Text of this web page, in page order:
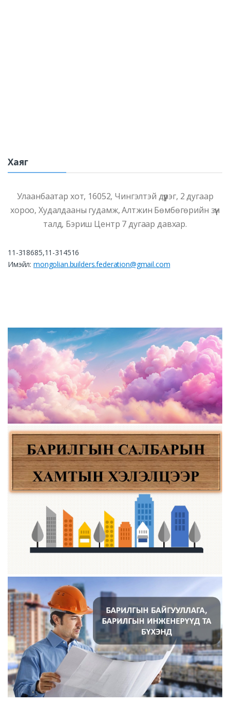
Хаяг
Улаанбаатар хот, 16052, Чингэлтэй дүүрэг, 2 дугаар
хороо, Худалдааны гудамж, Алтжин Бөмбөгөрийн зүүн
талд, Бэриш Центр 7 дугаар давхар.
11-318685,11-314516
Имэйл: mongolian.builders.federation@gmail.com